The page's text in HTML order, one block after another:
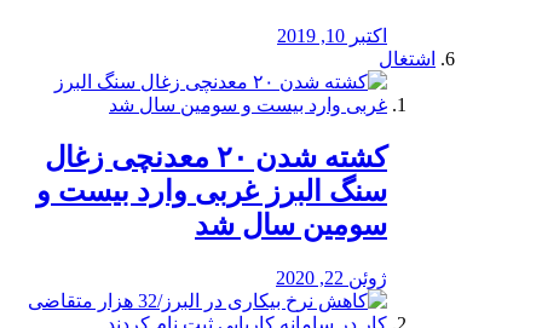
اکتبر 10, 2019
اشتغال
کشته شدن ۲۰ معدنچی زغال
سنگ البرز غربی وارد بیست و
سومین سال شد
ژوئن 22, 2020